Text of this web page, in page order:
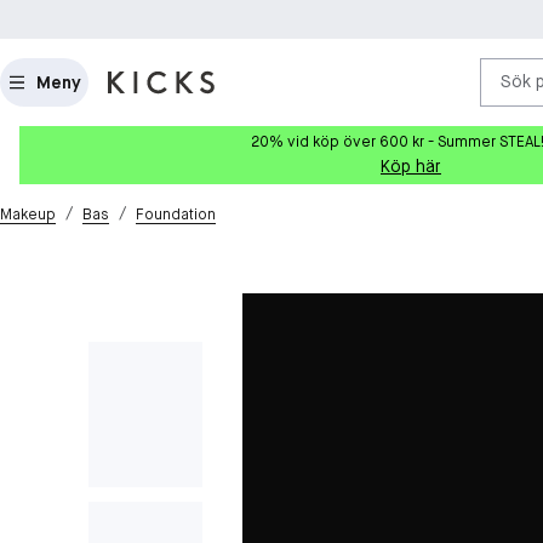
Meny Sök
20% vid köp över 600 kr - Summer
Köp här
Makeup / Bas / Foundation